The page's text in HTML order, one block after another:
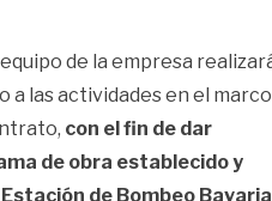
de la empresa
a las actividades en el marco
con el fin de dar
de obra establecido y
de Bombeo